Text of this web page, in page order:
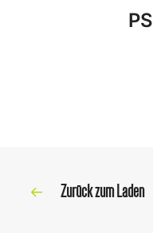
Zurück zum Laden